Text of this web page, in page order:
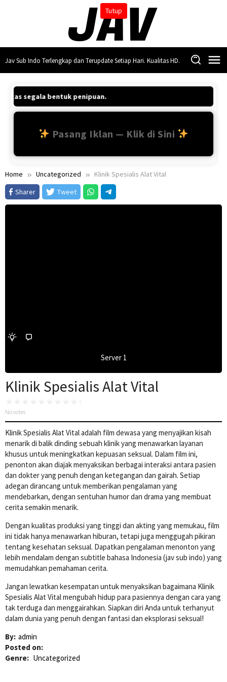
Tutup
Jav Sub Indo Terlengkap dan Terupdate Setiap Hari. Kualitas HD.
segala bentuk penipuan.
Pasang Iklan — Klik di Sini
Home Uncategorized
Klinik Spesialis Alat Vital
Sharer
Tweet
Server 1
Klinik Spesialis Alat Vital
No votes
Klinik Spesialis Alat Vital adalah film dewasa yang menyajikan kisah
menarik di balik dinding sebuah klinik yang menawarkan layanan
khusus untuk meningkatkan kepuasan seksual. Dalam film ini,
penonton akan diajak menyaksikan berbagai interaksi antara pasien
dan dokter yang penuh dengan ketegangan dan gairah. Setiap
adegan dirancang untuk memberikan pengalaman yang
mendebarkan, dengan sentuhan humor dan drama yang membuat
cerita semakin menarik.
Dengan kualitas produksi yang tinggi dan akting yang memukau, film
ini tidak hanya menawarkan hiburan, tetapi juga menggugah pikiran
tentang kesehatan seksual. Dapatkan pengalaman menonton yang
lebih mendalam dengan subtitle bahasa Indonesia (jav sub indo) yang
memudahkan pemahaman cerita.
Jangan lewatkan kesempatan untuk menyaksikan bagaimana Klinik
Spesialis Alat Vital mengubah hidup para pasiennya dengan cara yang
tak terduga dan menggairahkan. Siapkan diri Anda untuk terhanyut
dalam dunia yang penuh dengan fantasi dan eksplorasi seksual!
By: admin
Posted on:
Genre: Uncategorized